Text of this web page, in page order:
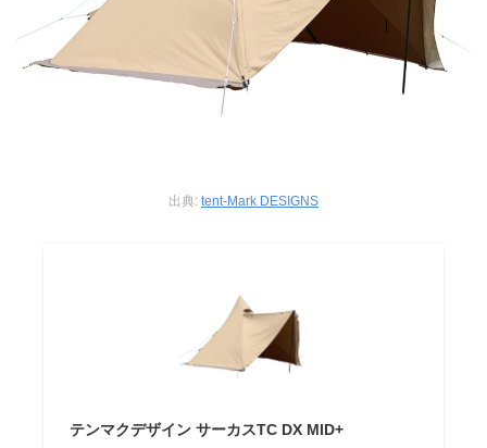
出典: tent-Mark DESIGNS
テンマクデザイン サーカスTC DX MID+